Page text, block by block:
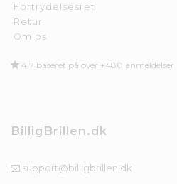
Fortrydelsesret
Retur
Om os
4,7 baseret på over +480 anmeldelser
BilligBrillen.dk
support@billigbrillen.dk